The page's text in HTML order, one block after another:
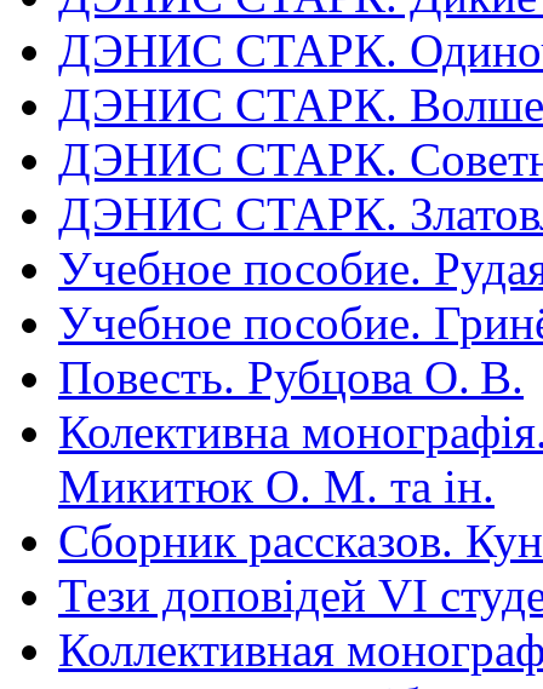
ДЭНИС СТАРК.
ДЭНИС СТАРК.
ДЭНИС СТАРК.
ДЭНИС СТАРК.
Учебное пособие.
Учебное пособие.
Повесть. Рубцова О. В.
Колективна
Микитюк О. М. та ін.
Сборник рассказов.
Тези доповідей VІ
Коллективная